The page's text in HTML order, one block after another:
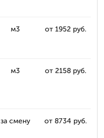
м3 от 1952 руб.
м3 от 2158 руб.
за смену от 8734 руб.